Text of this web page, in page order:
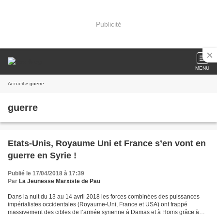
Publicité
MENU
Accueil » guerre
guerre
Etats-Unis, Royaume Uni et France s’en vont en
guerre en Syrie !
Publié le 17/04/2018 à 17:39
Par La Jeunesse Marxiste de Pau
Dans la nuit du 13 au 14 avril 2018 les forces combinées des puissances
impérialistes occidentales (Royaume-Uni, France et USA) ont frappé
massivement des cibles de l’armée syrienne à Damas et à Homs grâce à